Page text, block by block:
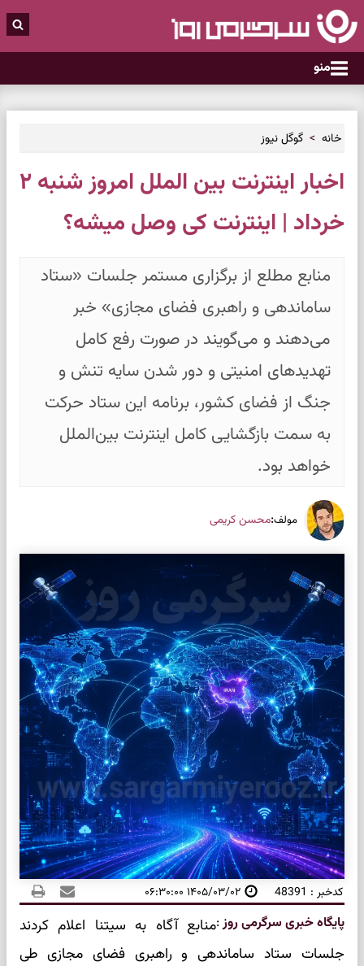
منو
خانه گوگل نیوز
اخبار اینترنت بین الملل امروز شنبه ۲
خرداد | اینترنت کی وصل میشه؟
منابع مطلع از برگزاری مستمر جلسات «ستاد
ساماندهی و راهبری فضای مجازی» خبر
می‌دهند و می‌گویند در صورت رفع کامل
تهدیدهای امنیتی و دور شدن سایه تنش و
جنگ از فضای کشور، برنامه این ستاد حرکت
به سمت بازگشایی کامل اینترنت بین‌الملل
خواهد بود.
مولف:محسن کریمی
کدخبر : 48391 ۱۴۰۵/۰۳/۰۲ ۰۶:۳۰:۰۰
پایگاه خبری سرگرمی روز:منابع آگاه به سیتنا اعلام کردند
جلسات ستاد ساماندهی و راهبری فضای مجازی طی